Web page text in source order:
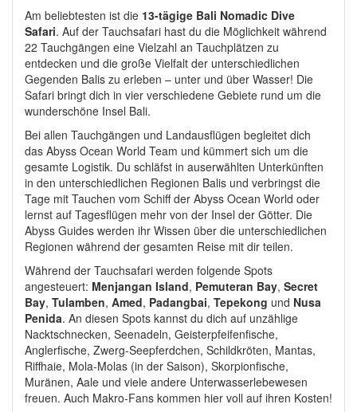
Am beliebtesten ist die 13-tägige Bali Nomadic Dive
Safari. Auf der Tauchsafari hast du die Möglichkeit während
22 Tauchgängen eine Vielzahl an Tauchplätzen zu
entdecken und die große Vielfalt der unterschiedlichen
Gegenden Balis zu erleben – unter und über Wasser! Die
Safari bringt dich in vier verschiedene Gebiete rund um die
wunderschöne Insel Bali.
Bei allen Tauchgängen und Landausflügen begleitet dich
das Abyss Ocean World Team und kümmert sich um die
gesamte Logistik. Du schläfst in auserwählten Unterkünften
in den unterschiedlichen Regionen Balis und verbringst die
Tage mit Tauchen vom Schiff der Abyss Ocean World oder
lernst auf Tagesflügen mehr von der Insel der Götter. Die
Abyss Guides werden ihr Wissen über die unterschiedlichen
Regionen während der gesamten Reise mit dir teilen.
Während der Tauchsafari werden folgende Spots
angesteuert: Menjangan Island, Pemuteran Bay, Secret
Bay, Tulamben, Amed, Padangbai, Tepekong und Nusa
Penida. An diesen Spots kannst du dich auf unzählige
Nacktschnecken, Seenadeln, Geisterpfeifenfische,
Anglerfische, Zwerg-Seepferdchen, Schildkröten, Mantas,
Riffhaie, Mola-Molas (in der Saison), Skorpionfische,
Muränen, Aale und viele andere Unterwasserlebewesen
freuen. Auch Makro-Fans kommen hier voll auf ihren Kosten!